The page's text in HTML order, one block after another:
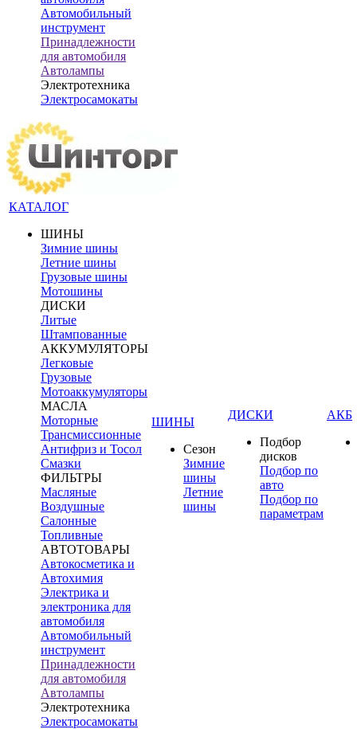
Автомобильный
инструмент
Принадлежности
для автомобиля
Автолампы
Электротехника
Электросамокаты
КАТАЛОГ
ШИНЫ
Зимние шины
Летние шины
Грузовые шины
Мотошины
ДИСКИ
Литые
Штампованные
АККУМУЛЯТОРЫ
Легковые
Грузовые
Мотоаккумуляторы
МАСЛА
Моторные
Трансмиссионные
Антифриз и Тосол
Смазки
ФИЛЬТРЫ
Масляные
Воздушные
Салонные
Топливные
АВТОТОВАРЫ
Автокосметика и
Автохимия
Электрика и
электроника для
автомобиля
Автомобильный
инструмент
Принадлежности
для автомобиля
Автолампы
Электротехника
Электросамокаты
ШИНЫ
Сезон
Зимние
шины
Летние
шины
ДИСКИ
Подбор
дисков
Подбор по
авто
Подбор по
параметрам
АКБ